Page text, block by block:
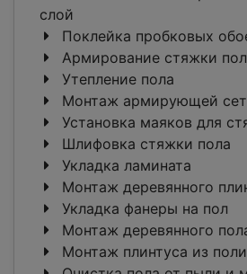
слой
Поклейка пробковых
Армирование стяжки
Утепление пола
Монтаж армирующей
Установка маяков для
Шлифовка стяжки пола
Укладка ламината
Монтаж деревянного
Укладка фанеры на пол
Монтаж деревянного
Монтаж плинтуса из